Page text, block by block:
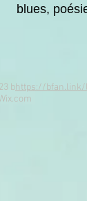
blues,
bhttps://bfan.link/